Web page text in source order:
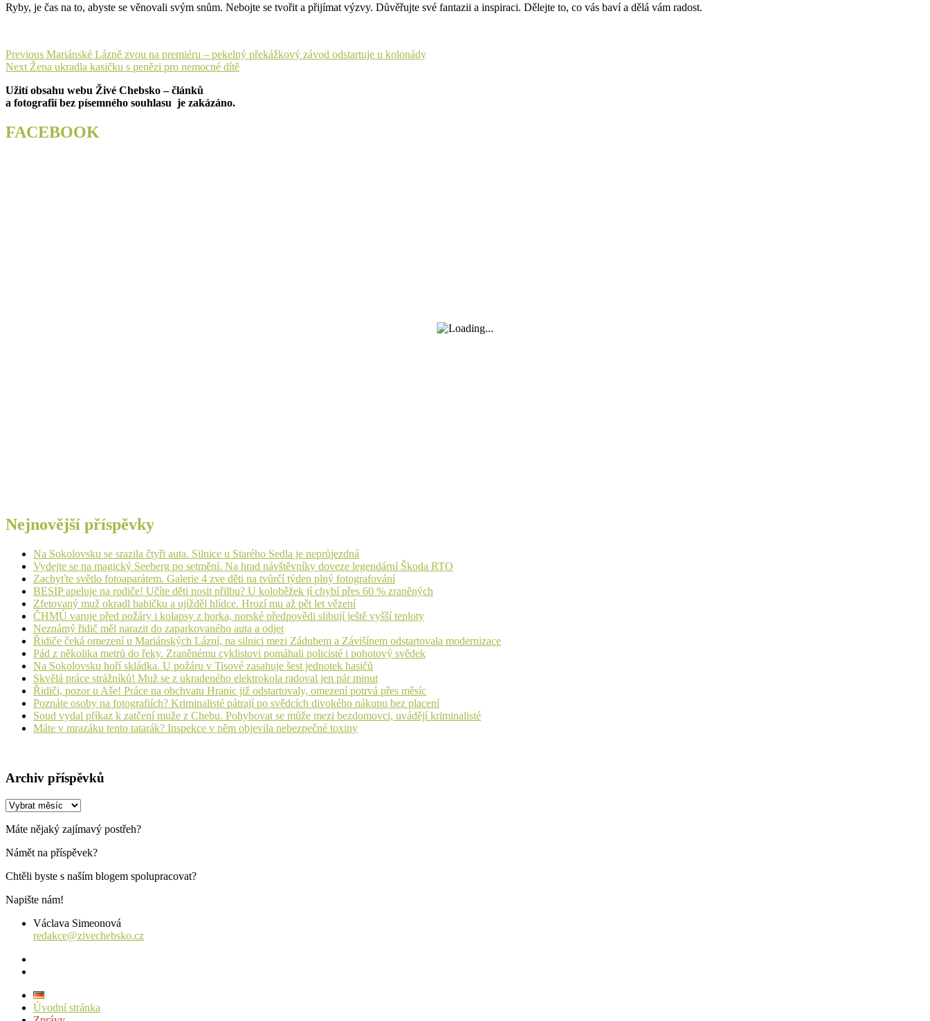
Ryby, je čas na to, abyste se věnovali svým snům. Nebojte se tvořit a přijímat výzvy. Důvěřujte své fantazii a inspiraci. Dělejte to, co vás baví a dělá vám radost.
Navigace
pro
příspěvek
Previous Previous
post:
Mariánské Lázně zvou na premiéru – pekelný překážkový závod odstartuje u kolonády
Next Next
Žena ukradla kasičku s penězi pro nemocné dítě
Užití obsahu webu Živé Chebsko – článků
a fotografií bez písemného souhlasu je zakázáno.
FACEBOOK
Nejnovější příspěvky
Na Sokolovsku se srazila čtyři auta. Silnice u Starého Sedla je neprůjezdná
Vydejte se na magický Seeberg po setmění. Na hrad návštěvníky doveze legendární Škoda RTO
Zachyťte světlo fotoaparátem. Galerie 4 zve děti na tvůrčí týden plný fotografování
BESIP apeluje na rodiče! Učíte děti nosit přilbu? U koloběžek jí chybí přes 60 % zraněných
Zfetovaný muž okradl babičku a ujížděl hlídce. Hrozí mu až pět let vězení
ČHMÚ varuje před požáry i kolapsy z horka, norské předpovědi slibují ještě vyšší teploty
Neznámý řidič měl narazit do zaparkovaného auta a odjet
Řidiče čeká omezení u Mariánských Lázní, na silnici mezi Zádubem a Závišínem odstartovala modernizace
Pád z několika metrů do řeky. Zraněnému cyklistovi pomáhali policisté i pohotový svědek
Na Sokolovsku hoří skládka. U požáru v Tisové zasahuje šest jednotek hasičů
Skvělá práce strážníků! Muž se z ukradeného elektrokola radoval jen pár minut
Řidiči, pozor u Aše! Práce na obchvatu Hranic již odstartovaly, omezení potrvá přes měsíc
Poznáte osoby na fotografiích? Kriminalisté pátrají po svědcích divokého nákupu bez placení
Soud vydal příkaz k zatčení muže z Chebu. Pohybovat se může mezi bezdomovci, uvádějí kriminalisté
Máte v mrazáku tento tatarák? Inspekce v něm objevila nebezpečné toxiny
Archiv příspěvků
Archiv
Máte nějaký zajímavý postřeh?
Námět na příspěvek?
Chtěli byste s naším blogem spolupracovat?
Napište nám!
Václava Simeonová
redakce@zivechebsko.cz
Úvodní stránka